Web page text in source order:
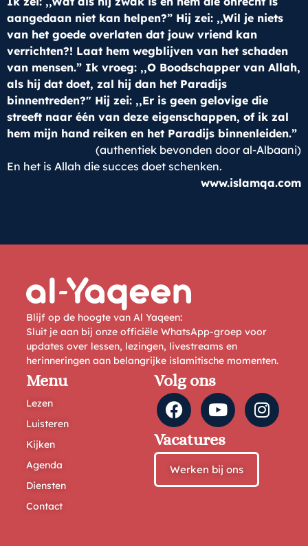
aangedaan niet kan helpen?” Hij zei: ,,Wil je niets
van het goede overlaten dat jouw vriend kan
verrichten?! Laat hem wegblijven van het schaden
van mensen.” Ik vroeg: ,,O Boodschapper van Allah,
als hij dat doet, zal hij dan het Paradijs
binnentreden?" Hij zei: ,,Er is geen gelovige die
streeft naar één van deze eigenschappen, of ik zal
hem mijn hand reiken en het Paradijs binnenleiden.”
(authentiek bevonden door al-Albaani)
En het is Allah die succes doet schenken.
www.islamqa.com
Blijf op de hoogte van Al Yaqeen:
Sluit je aan bij onze officiële WhatsApp-groep voor
updates over lessen, lezingen, livestreams en
herinneringen aan belangrijke islamitische momenten.
Menu
Lezen
Luisteren
Kijken
Agenda
Diensten
Contact
Volg ons
Vacatures
Werken bij ons